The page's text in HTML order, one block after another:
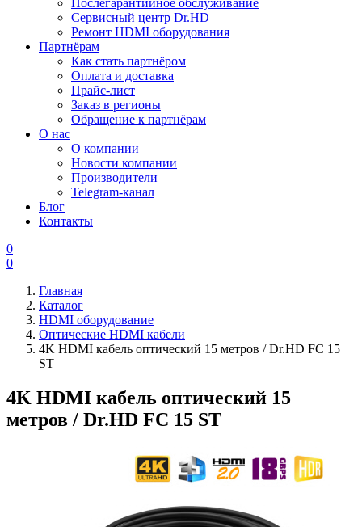
Послегарантийное обслуживание
Сервисный центр Dr.HD
Ремонт HDMI оборудования
Партнёрам
Как стать партнёром
Оплата и доставка
Прайс-лист
Заказ в регионы
Обращение к партнёрам
О нас
О компании
Новости компании
Производители
Telegram-канал
Блог
Контакты
0
0
Главная
Каталог
HDMI оборудование
Оптические HDMI кабели
4K HDMI кабель оптический 15 метров / Dr.HD FC 15
ST
4K HDMI кабель оптический 15
метров / Dr.HD FC 15 ST